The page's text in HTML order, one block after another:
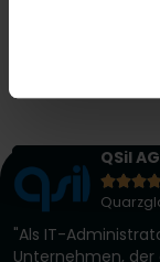
QSil AG

"Als IT-
Unternehmen,